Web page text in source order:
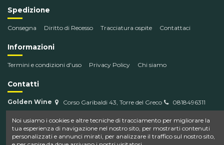
Spedizione
Consegna Diritto di Recesso Tracciatura ospite Contattaci
Informazioni
Termini e condizioni d'uso Privacy Policy Chi siamo
Contatti
Golden Wine Corso Garibaldi 43, Torre del Greco
0818496311
info@goldenwine.com
Noi usiamo i cookies e altre tecniche di tracciamento per migliorare la
tua esperienza di navigazione nel nostro sito, per mostrarti contenuti
personalizzati e annunci mirati, per analizzare il traffico sul nostro sito,